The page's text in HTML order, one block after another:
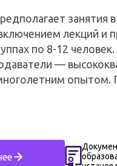
занятия
лекций и
по 8-12
—
опытом.